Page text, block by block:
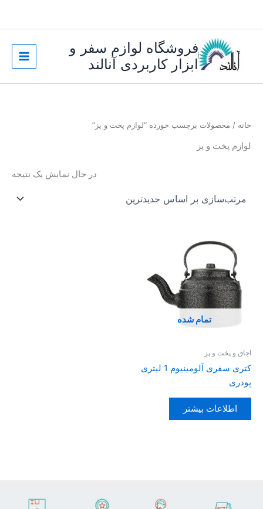
فروشگاه لوازم سفر و
ابزار کاربردی آنالند
خانه / محصولات برچسب خورده “لوازم پخت و پز”
لوازم پخت و پز
در حال نمایش یک نتیجه
تمام شده
اجاق و پخت و پز
کتری سفری آلومینیوم 1 لیتری
پودری
اطلاعات بیشتر